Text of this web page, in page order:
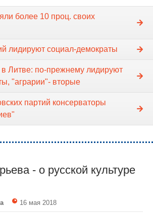
более 10 проц. своих
лидируют социал-демократы
в Литве: по-прежнему лидируют
"аграрии"- вторые
партий консерваторы
- о русской культуре
16 мая 2018